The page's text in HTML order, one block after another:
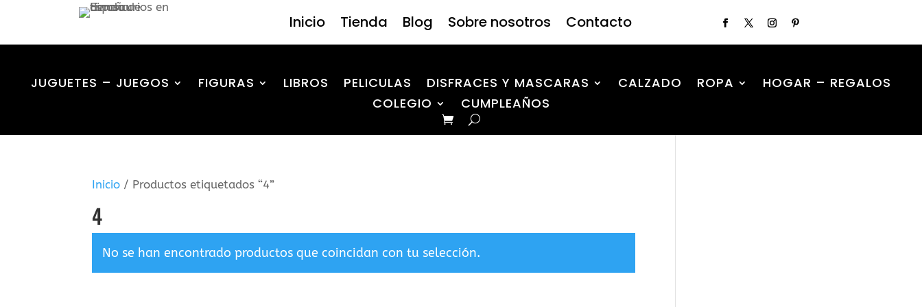
Inicio Tienda Blog Sobre nosotros Contacto
JUGUETES – JUEGOS FIGURAS LIBROS PELICULAS DISFRACES Y MASCARAS CALZADO ROPA
HOGAR – REGALOS
COLEGIO
CUMPLEAÑOS
Inicio / Productos etiquetados “4”
4
No se han encontrado productos que coincidan con tu selección.